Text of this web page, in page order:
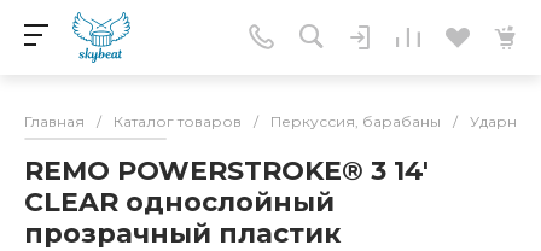
Главная / Каталог товаров / Перкуссия, барабаны / Ударные
REMO POWERSTROKE® 3 14'
CLEAR однослойный
прозрачный пластик